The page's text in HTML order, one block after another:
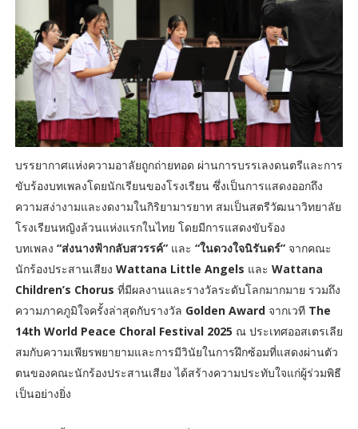
บรรยากาศแห่งความอาลัยถูกถ่ายทอด ผ่านการบรรเลงดนตรีและการ
ขับร้องบทเพลงโดยนักเรียนของโรงเรียน ซึ่งเป็นการแสดงออกถึง
ความสง่างามและงดงามในกิริยามารยาท สมเป็นสตรีวัฒนาวิทยาลัย
โรงเรียนหญิงล้วนแห่งแรกในไทย โดยมีการแสดงขับร้อง
บทเพลง “ส่งนางฟ้ากลับสวรรค์” และ “ในดวงใจนิรันดร์”จากคณะ
นักร้องประสานเสียง Wattana Little Angels และ Wattana
Children’s Chorus ที่มีผลงานและรางวัลระดับโลกมากมาย รวมถึง
ความภาคภูมิใจครั้งล่าสุดกับรางวัล Golden Awardจากเวที The
14th World Peace Choral Festival 2025 ณ ประเทศออสเตรเลีย
สมกับความเพียรพยายามและการมีวินัยในการฝึกซ้อมที่แสดงผ่านตัว
ตนของคณะนักร้องประสานเสียง ได้สร้างความประทับใจแก่ผู้ร่วมพิธี
เป็นอย่างยิ่ง